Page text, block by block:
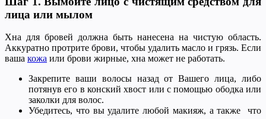
лица или мылом
Хна для бровей должна быть нанесена на чистую область.
Аккуратно протрите брови, чтобы удалить масло и грязь. Если
ваша кожа или брови жирные, хна может не работать.
Закрепите ваши волосы назад от Вашего лица, либо
потянув его в конский хвост или с помощью ободка или
заколки для волос.
Убедитесь, что вы удалите любой макияж, а также что